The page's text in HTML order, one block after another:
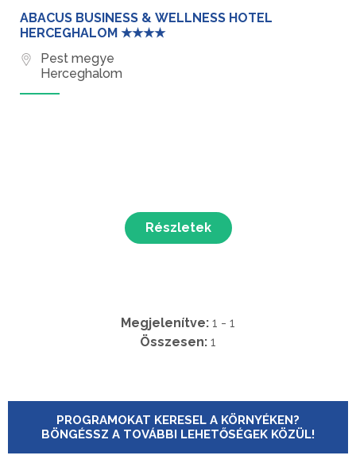
ABACUS BUSINESS & WELLNESS HOTEL
HERCEGHALOM ★★★★
Pest megye
Herceghalom
Részletek
Megjelenítve: 1 - 1
Összesen: 1
PROGRAMOKAT KERESEL A KÖRNYÉKEN?
BÖNGÉSSZ A TOVÁBBI LEHETŐSÉGEK KÖZÜL!